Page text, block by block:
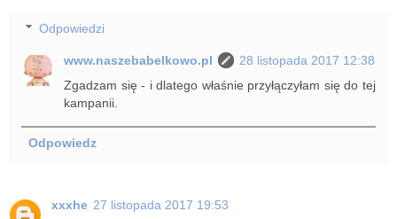
Odpowiedzi
www.naszebabelkowo.pl
28 listopada 2017 12:38
Zgadzam się - i dlatego właśnie przyłączyłam się do tej
kampanii.
Odpowiedz
xxxhe 27 listopada 2017 19:53